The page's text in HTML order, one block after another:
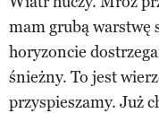
mam grubą warstwę
horyzoncie
śnieżny. To jest
przyspieszamy. Już